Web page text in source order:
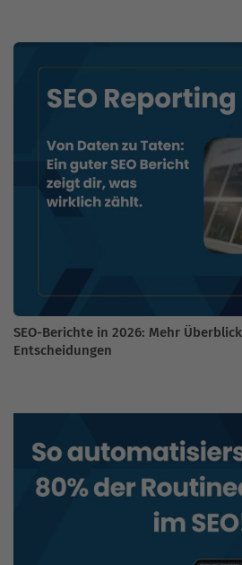
SEO-Berichte in 2026: Mehr
Entscheidungen